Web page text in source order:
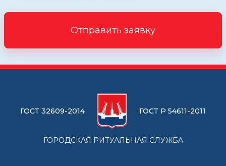
Отправить заявку
ГОСТ 32609-2014 ГОСТ Р 54611-2011
ГОРОДСКАЯ РИТУАЛЬНАЯ СЛУЖБА